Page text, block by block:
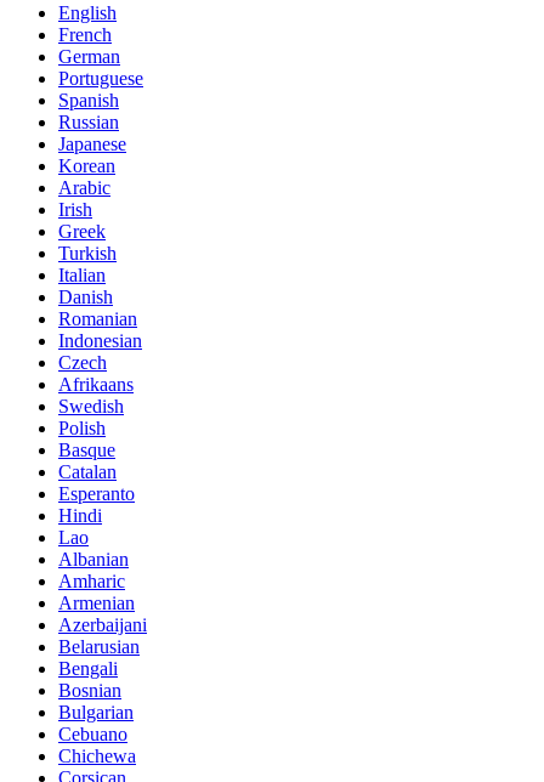
English
French
German
Portuguese
Spanish
Russian
Japanese
Korean
Arabic
Irish
Greek
Turkish
Italian
Danish
Romanian
Indonesian
Czech
Afrikaans
Swedish
Polish
Basque
Catalan
Esperanto
Hindi
Lao
Albanian
Amharic
Armenian
Azerbaijani
Belarusian
Bengali
Bosnian
Bulgarian
Cebuano
Chichewa
Corsican